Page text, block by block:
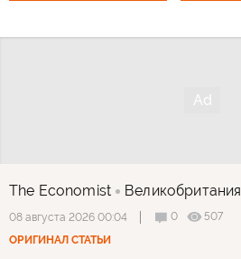
The Economist Великобритания
08 августа 2026 00:04 0
507
ОРИГИНАЛ СТАТЬИ